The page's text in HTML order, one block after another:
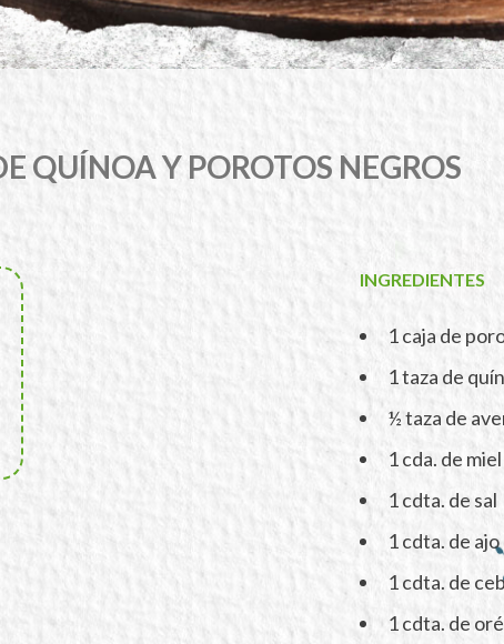
QUÍNOA Y POROTOS NEGROS
INGREDIENTES
1 caja de
1 taza de
½ taza de
1 cda. de
1 cdta. de sal
1 cdta. de
1 cdta. de
1 cdta. de